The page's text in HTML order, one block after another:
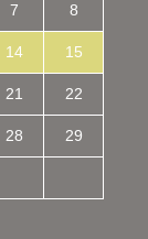
7 8
14 15
21 22
28 29